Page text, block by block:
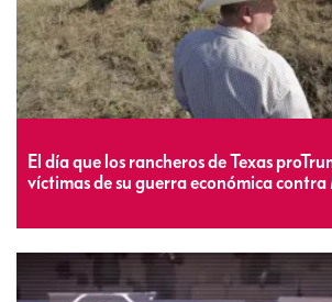
El día que los rancheros de Texas
víctimas de su guerra económica contra